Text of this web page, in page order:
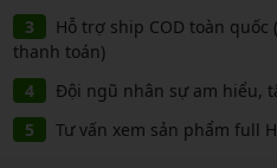
Hỗ trợ ship COD toàn
thanh toán)
Đội ngũ nhân sự am hiểu,
Tư vấn xem sản phẩm full